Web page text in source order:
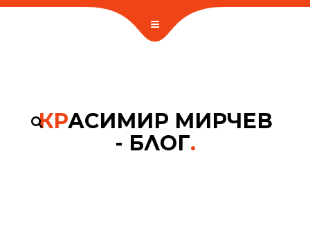
КРАСИМИР МИРЧЕВ
- БЛОГ.